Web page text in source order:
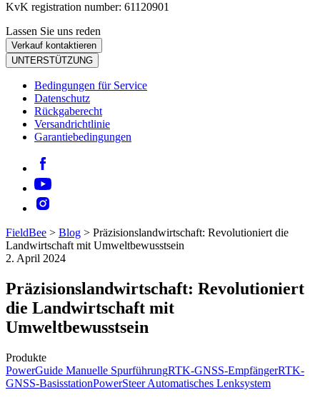
KvK registration number: 61120901
Lassen Sie uns reden
Verkauf kontaktieren
UNTERSTÜTZUNG
Bedingungen für Service
Datenschutz
Rückgaberecht
Versandrichtlinie
Garantiebedingungen
FieldBee > Blog > Präzisionslandwirtschaft: Revolutioniert die
Landwirtschaft mit Umweltbewusstsein
2. April 2024
Präzisionslandwirtschaft: Revolutioniert
die Landwirtschaft mit
Umweltbewusstsein
Produkte
PowerGuide Manuelle SpurführungRTK-GNSS-EmpfängerRTK-
GNSS-BasisstationPowerSteer Automatisches Lenksystem